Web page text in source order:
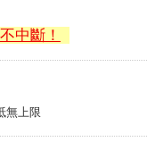
中斷！
無上限